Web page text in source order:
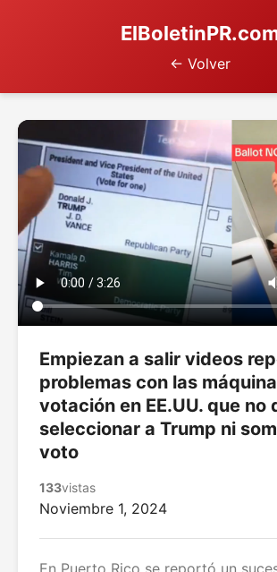
← Volver
Empiezan a salir videos
problemas con las
votación en EE.UU. que no
seleccionar a Trump ni
voto
133vistas
Noviembre 1, 2024
En Puerto Rico se reportó un